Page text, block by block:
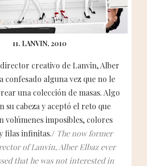
11. LANVIN, 2010
creativo de Lanvin, Alber
confesado alguna vez que no le
una colección de masas. Algo
su cabeza y aceptó el reto que
volúmenes imposibles, colores
filas infinitas./ The now former
of Lanvin, Alber Elbaz ever
that he was not interested in